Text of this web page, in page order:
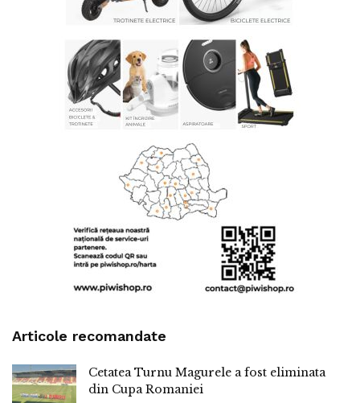
Articole recomandate
Cetatea Turnu Magurele a fost eliminata
din Cupa Romaniei